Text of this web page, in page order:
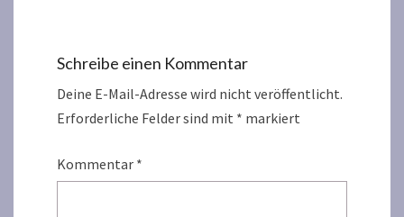
Schreibe einen Kommentar
Deine E-Mail-Adresse wird nicht veröffentlicht.
Erforderliche Felder sind mit * markiert
Kommentar *